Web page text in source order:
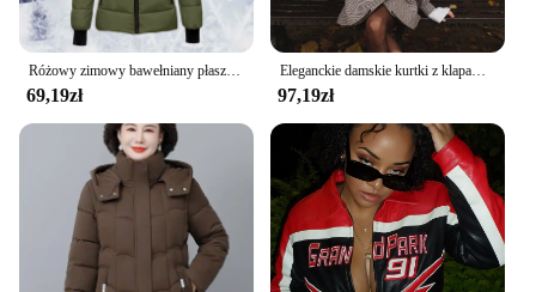
Różowy zimowy bawełniany płaszcz puchowy damski puszysty zamek błyskawiczny z kapturem gruba odzież wierzchnia klapa wiatroszczelna ciepła kurtka puchowa z długim rękawem dopasowane płaszcze
69,19zł
Eleganckie damskie kurtki z klapami w kratę z nadrukiem Moda Dwurzędowe kieszenie Płaszcz vintage 2024 Kobieca odzież uliczna Nowość
97,19zł